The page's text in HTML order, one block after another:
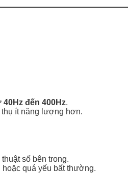
đến 400Hz.
ít năng lượng hơn.
số bên trong.
hoặc quá yếu bất thường.